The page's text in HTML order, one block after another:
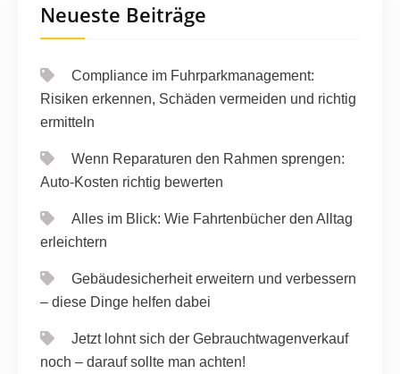
Neueste Beiträge
Compliance im Fuhrparkmanagement:
Risiken erkennen, Schäden vermeiden und richtig
ermitteln
Wenn Reparaturen den Rahmen sprengen:
Auto-Kosten richtig bewerten
Alles im Blick: Wie Fahrtenbücher den Alltag
erleichtern
Gebäudesicherheit erweitern und verbessern
– diese Dinge helfen dabei
Jetzt lohnt sich der Gebrauchtwagenverkauf
noch – darauf sollte man achten!